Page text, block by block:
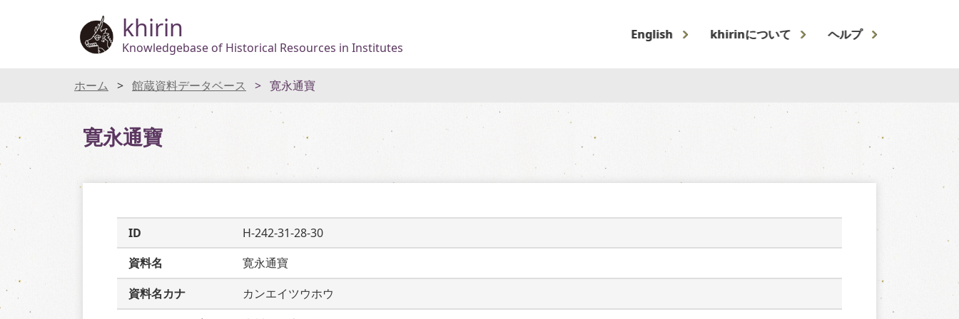
khirin
Knowledgebase of Historical Resources in Institutes
English khirinについて ヘルプ
ホーム 館蔵資料データベース 寛永通寶
寛永通寶
ID
H-242-31-28-30
資料名
寛永通寶
資料名カナ
カンエイツウホウ